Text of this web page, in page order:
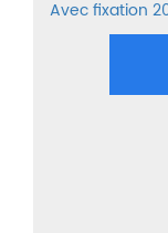
Avec fixation